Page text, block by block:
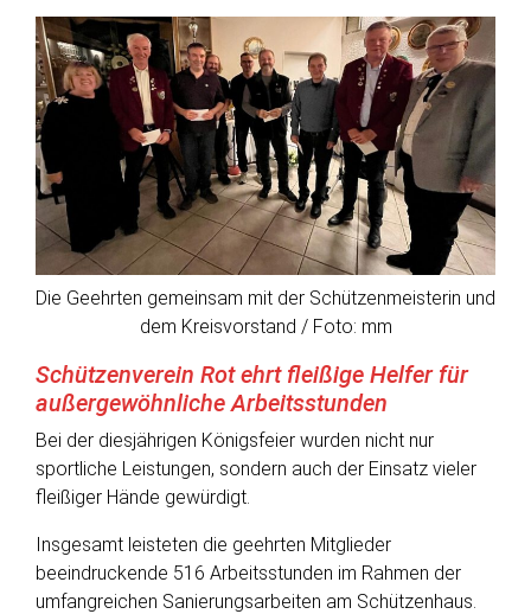
Die Geehrten gemeinsam mit der Schützenmeisterin und
dem Kreisvorstand / Foto: mm
Schützenverein Rot ehrt fleißige Helfer für
außergewöhnliche Arbeitsstunden
Bei der diesjährigen Königsfeier wurden nicht nur
sportliche Leistungen, sondern auch der Einsatz vieler
fleißiger Hände gewürdigt.
Insgesamt leisteten die geehrten Mitglieder
beeindruckende 516 Arbeitsstunden im Rahmen der
umfangreichen Sanierungsarbeiten am Schützenhaus.